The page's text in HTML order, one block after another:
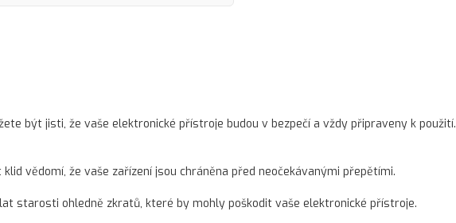
být jisti, že vaše elektronické přístroje budou v bezpečí a vždy připraveny k použití.
vědomí, že vaše zařízení jsou chráněna před neočekávanými přepětími.
starosti ohledně zkratů, které by mohly poškodit vaše elektronické přístroje.